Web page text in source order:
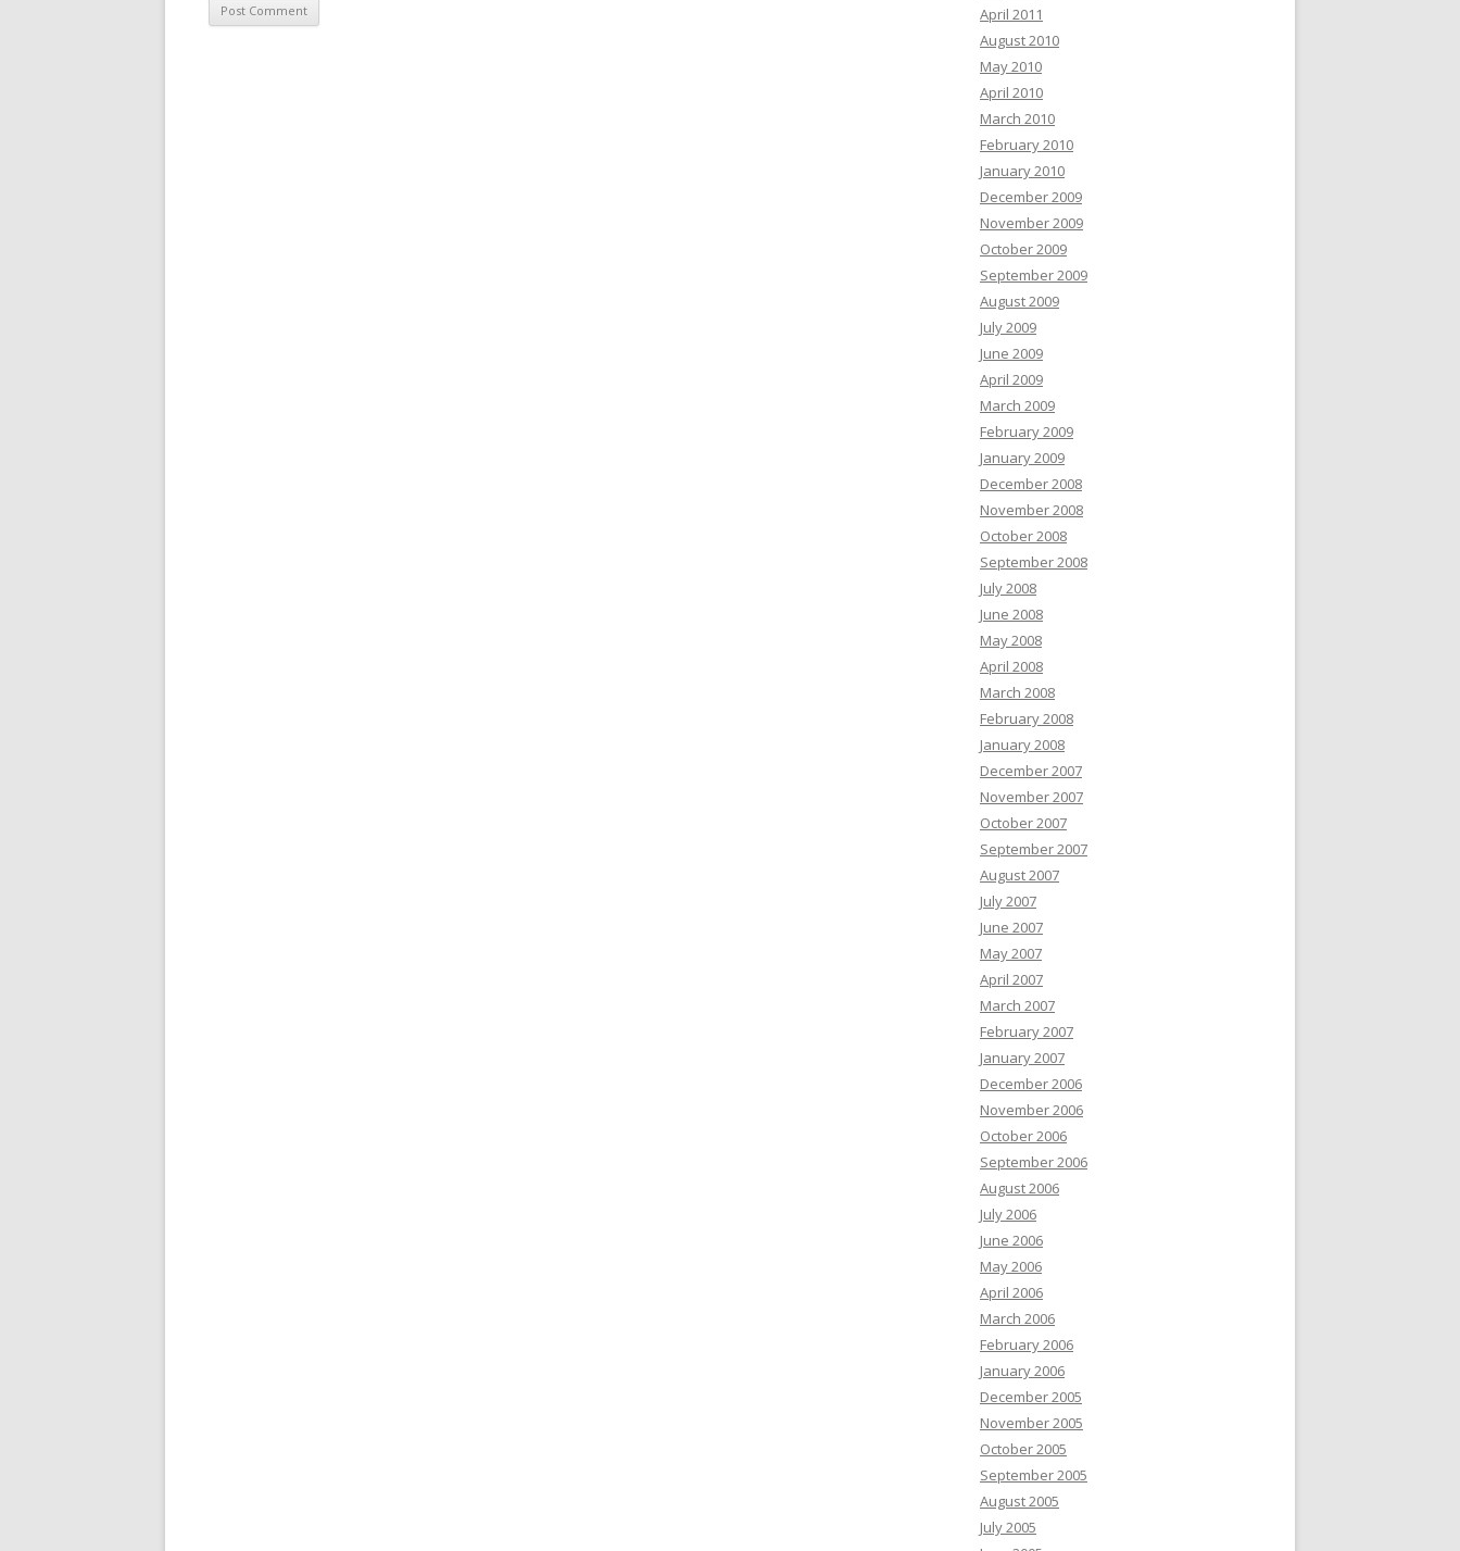
April 2011
August 2010
May 2010
April 2010
March 2010
February 2010
January 2010
December 2009
November 2009
October 2009
September 2009
August 2009
July 2009
June 2009
April 2009
March 2009
February 2009
January 2009
December 2008
November 2008
October 2008
September 2008
July 2008
June 2008
May 2008
April 2008
March 2008
February 2008
January 2008
December 2007
November 2007
October 2007
September 2007
August 2007
July 2007
June 2007
May 2007
April 2007
March 2007
February 2007
January 2007
December 2006
November 2006
October 2006
September 2006
August 2006
July 2006
June 2006
May 2006
April 2006
March 2006
February 2006
January 2006
December 2005
November 2005
October 2005
September 2005
August 2005
July 2005